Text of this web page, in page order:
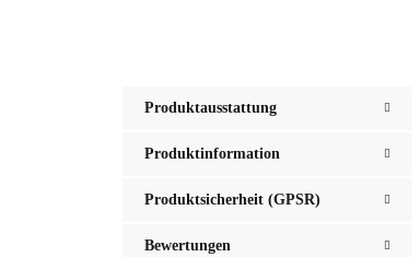
Produktausstattung
Produktinformation
Produktsicherheit (GPSR)
Bewertungen